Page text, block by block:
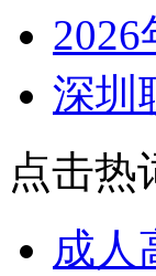
深圳
点击热
成人